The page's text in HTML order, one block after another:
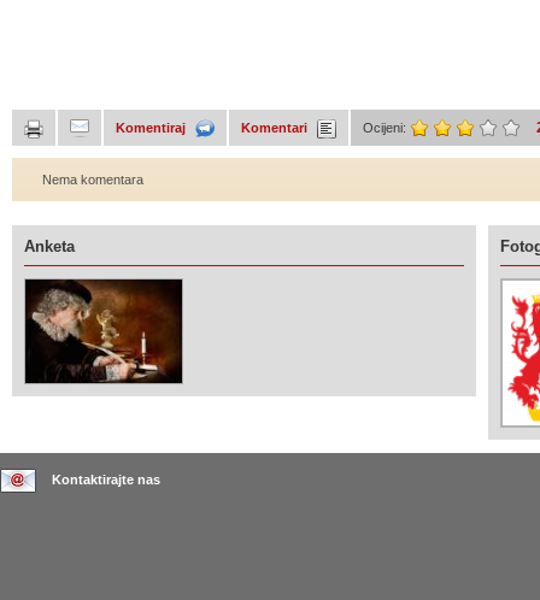
Komentiraj Komentari Ocijeni:
Nema komentara
Anketa
Kontaktirajte nas